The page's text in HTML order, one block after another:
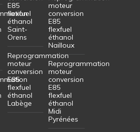
E85
flexfuel
éthanol
Saint-
Orens
Reprogrammation
moteur
conversion
E85
flexfuel
éthanol
Labège
moteur
conversion
E85
flexfuel
éthanol
Nailloux
Reprogrammation
moteur
conversion
E85
flexfuel
éthanol
Midi
Pyrénées